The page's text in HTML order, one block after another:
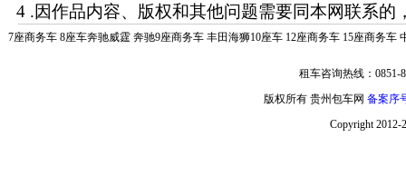
4 .因作品内容、版权和其他问题需要同本网联系的
7座商务车 8座车奔驰威霆 奔驰9座商务车 丰田海狮10座车 12座商务车 15座商务车
租车咨询热线：0851-
版权所有 贵州包车网 备案序
Copyright 2012-